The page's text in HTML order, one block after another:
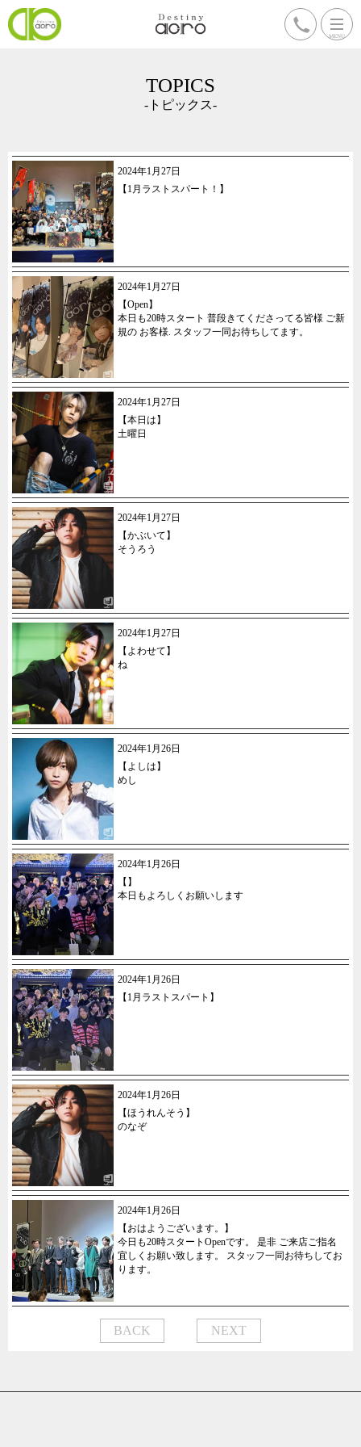
TOPICS
-トピックス-
2024年1月27日
【1月ラストスパート！】
2024年1月27日
【Open】
本日も20時スタート 普段きてくださってる皆様 ご新
規の お客様. スタッフ一同お待ちしてます。
2024年1月27日
【本日は】
土曜日
2024年1月27日
【かぶいて】
そうろう
2024年1月27日
【よわせて】
ね
2024年1月26日
【よしは】
めし
2024年1月26日
【】
本日もよろしくお願いします
2024年1月26日
【1月ラストスパート】
2024年1月26日
【ほうれんそう】
のなぞ
2024年1月26日
【おはようございます。】
今日も20時スタートOpenです。 是非 ご来店ご指名
宜しくお願い致します。 スタッフ一同お待ちしてお
ります。
BACK NEXT